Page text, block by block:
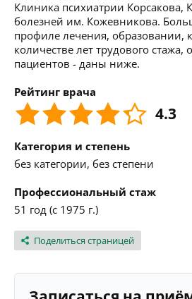
Клиника психиатрии Корсакова,
болезней им. Кожевникова.
профиле лечения, образовании,
количестве лет трудового
пациентов - даны ниже.
Рейтинг врача
4.3
Категория и степень
без категории, без степени
Профессиональный стаж
51 год (с 1975 г.)
Поделиться страницей